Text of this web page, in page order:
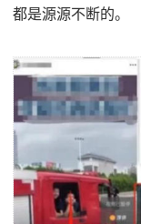
都是源源不断的。